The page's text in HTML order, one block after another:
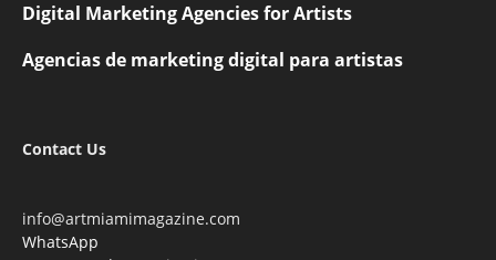
Digital Marketing Agencies for Artists
Agencias de marketing digital para artistas
Contact Us
info@artmiamimagazine.com
WhatsApp